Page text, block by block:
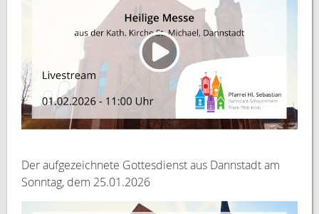
Der aufgezeichnete Gottesdienst aus Dannstadt am
Sonntag, dem 25.01.2026